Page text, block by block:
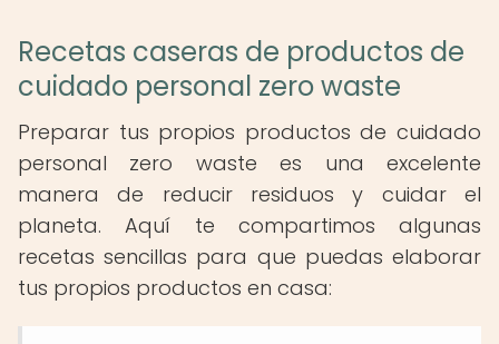
Recetas caseras de productos de
cuidado personal zero waste
Preparar tus propios productos de cuidado
personal zero waste es una excelente
manera de reducir residuos y cuidar el
planeta. Aquí te compartimos algunas
recetas sencillas para que puedas elaborar
tus propios productos en casa: